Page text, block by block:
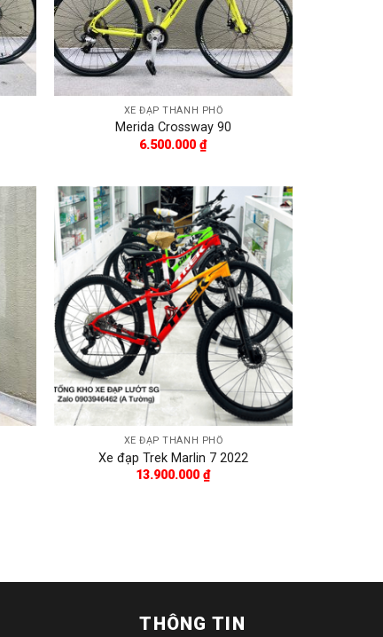
XE ĐẠP THÀNH PHỐ
Merida Crossway 90
6.500.000₫
XE ĐẠP THÀNH PHỐ
Xe đạp Trek Marlin 7 2022
13.900.000₫
THÔNG TIN